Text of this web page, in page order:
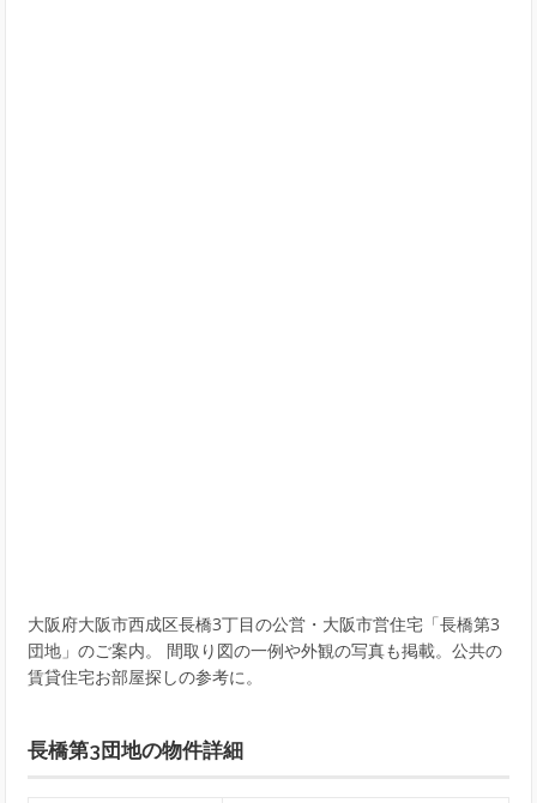
大阪府大阪市西成区長橋3丁目の公営・大阪市営住宅「長橋第3
団地」のご案内。 間取り図の一例や外観の写真も掲載。公共の
賃貸住宅お部屋探しの参考に。
長橋第3団地の物件詳細